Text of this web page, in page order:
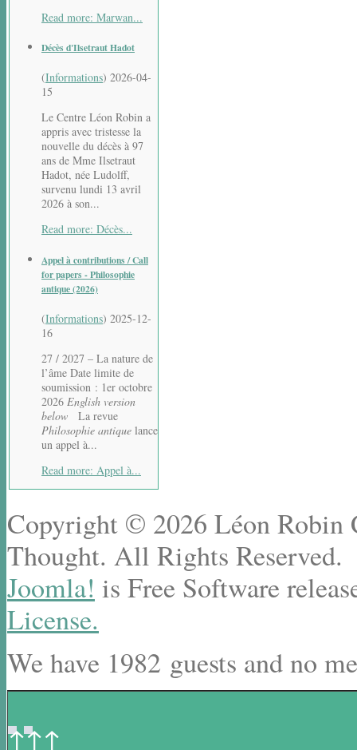
Read more: Marwan...
Décès d'Ilsetraut Hadot
(Informations) 2026-04-
15
Le Centre Léon Robin a
appris avec tristesse la
nouvelle du décès à 97
ans de Mme Ilsetraut
Hadot, née Ludolff,
survenu lundi 13 avril
2026 à son...
Read more: Décès...
Appel à contributions / Call
for papers - Philosophie
antique (2026)
(Informations) 2025-12-
16
27 / 2027 – La nature de
l’âme Date limite de
soumission : 1er octobre
2026 English version
below La revue
Philosophie antique lance
un appel à...
Read more: Appel à...
Copyright © 2026 Léon Robin
Thought. All Rights Reserved.
Joomla! is Free Software
License.
We have 1982 guests and no
↑↑↑